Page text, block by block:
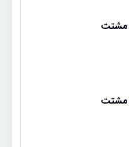
مشتت
مشتت